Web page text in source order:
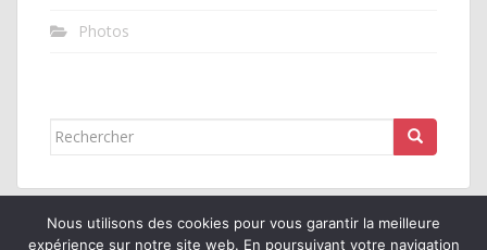
Photos
Rechercher...
Nous utilisons des cookies pour vous garantir la meilleure
expérience sur notre site web. En poursuivant votre navigation